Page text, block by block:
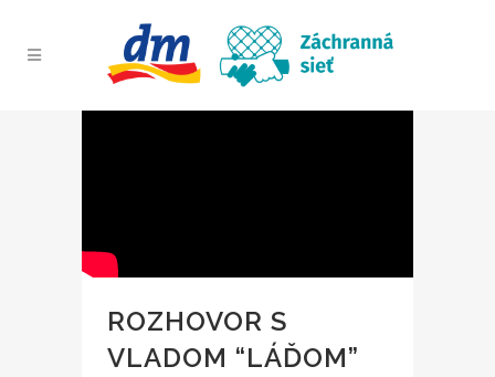
ROZHOVOR S
VLADOM “LÁĎOM”